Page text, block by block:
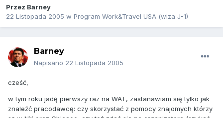
Przez Barney
22 Listopada 2005 w Program Work&Travel USA (wiza J-1)
Barney
Napisano 22 Listopada 2005
cześć,
w tym roku jadę pierwszy raz na WAT, zastanawiam się tylko jak
znaleźć pracodawcę: czy skorzystać z pomocy znajomych którzy